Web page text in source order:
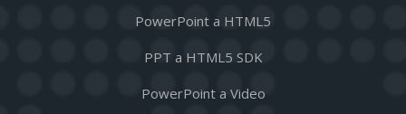
PowerPoint a HTML5
PPT a HTML5 SDK
PowerPoint a Video